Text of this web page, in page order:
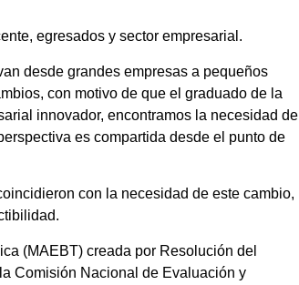
egresados y sector empresarial.
desde grandes empresas a pequeños
con motivo de que el graduado de la
innovador, encontramos la necesidad de
es compartida desde el punto de
con la necesidad de este cambio,
(MAEBT) creada por Resolución del
Comisión Nacional de Evaluación y